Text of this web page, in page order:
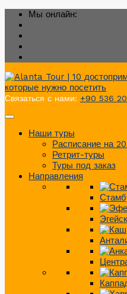
Мы онлайн:
Связаться с нами: +90 536
Наши туры
Расписание на
Ретрит-туры
Туры под заказ
Направления